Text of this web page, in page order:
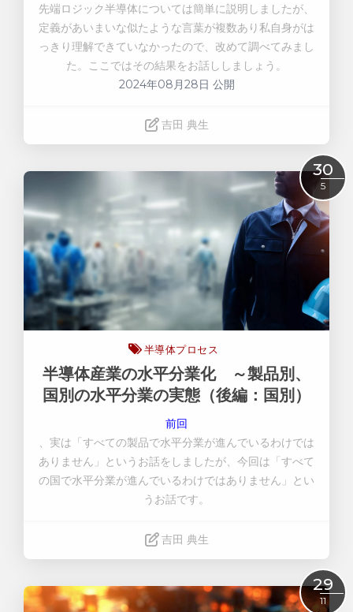
先端ロジック半導体については簡単に説明しましたが、
定義があいまいな似たような言葉が複数あり私自身がは
っきり理解できていなかったので、改めて調べてみまし
た。ここではその結果をお話ししましょう。
2024年08月28日 公開
吉田 典生
30
5
半導体プロセス
半導体産業の水平分業化 ～製品別、
国別の水平分業の実態（後編：国別）
前回
、実は「すべての製品で水平分業が進んでいるわけでは
ありません」というお話をしましたが、今回は「すべて
の国で水平分業が進んでいるわけではありません」とい
うお話です。
吉田 典生
29
11